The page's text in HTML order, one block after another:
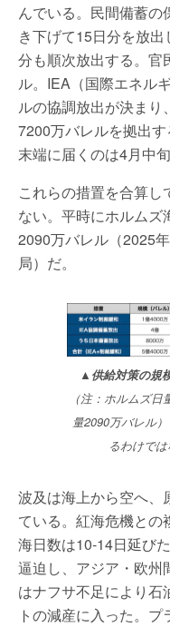
んでいる。民間備蓄の
き下げて15日分を放
分も順次放出する。官
ル。IEA（国際エネル
ルの協調放出が決ま
7200万バレルを拠出
末端に届くのは4月中
これらの措置を合算し
ない。平時にホルム
2090万バレル（2025
局）だ。
▲供給対策の規
（注：ホルムズ
量2090万バレル
るわけで
波及は海上から空へ、
ている。紅海危機と
海日数は10-14日延び
逼迫し、アジア・欧州
はナフサ不足により石
トの減産に入った。